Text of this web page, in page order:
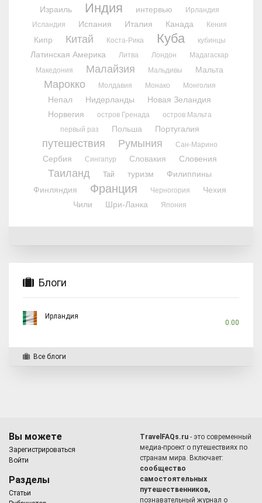
Израиль Индия интервью
Ирландия
Исландия
Испания Италия Канада Кения
Кипр Китай Коста-Рика Куба кубинцы
Латинская Америка Литва Лондон
Мадагаскар
Македония
Малайзия Мальдивы Мальта
Марокко Молдавия Монако Монголия
Непал Нидерланды
Новая Зеландия
Норвегия
остров Гренада
остров Мальта
первый раз
Польша Португалия
путешествия Румыния Сан-Марино
Сербия Сингапур Словакия Словения
Таиланд Тай туризм
Филиппины
Финляндия
Франция Черногория
Чехия
Чили
Шри-Ланка Япония
Блоги
Ирландия
0.00
Все блоги
Вы можете
Зарегистрироваться
Войти
Разделы
Статьи
TravelFAQs.ru - это современный
медиа-проект о путешествиях по
странам мира. Включает:
сообщество
самостоятельных
путешественников,
познавательный журнал о